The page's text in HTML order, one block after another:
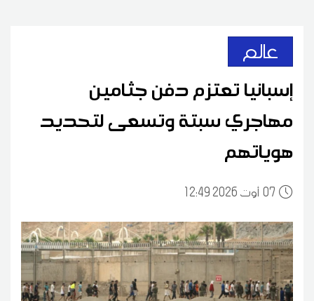
عالم
إسبانيا تعتزم دفن جثامين
مهاجري سبتة وتسعى لتحديد
هوياتهم
0712:49 2026 أوت